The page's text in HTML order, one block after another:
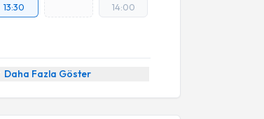
13:30
14:00
Daha Fazla Göster